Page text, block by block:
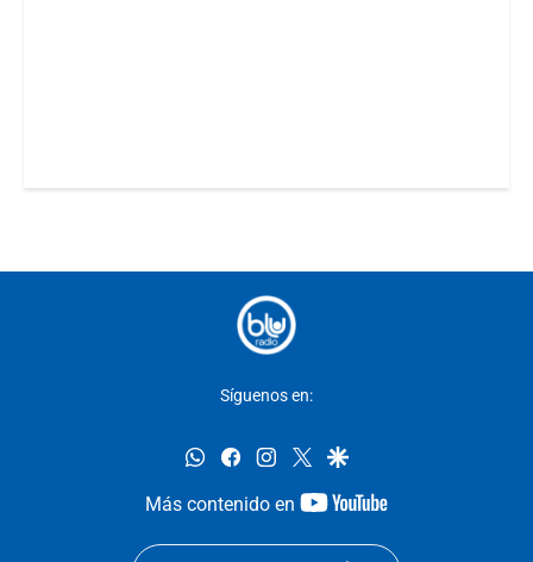
Síguenos en:
whatsappfacebookinstagram
twittergoogle
Más contenido en
youtube-